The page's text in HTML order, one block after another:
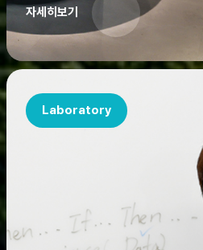
문하러 온 학부모도 빈손으로 돌려보
을 달래줄 공간이 ‘유니크 스토어
STORE)’라는 이름으로 지난해 11월 문
자세히보기
Laboratory